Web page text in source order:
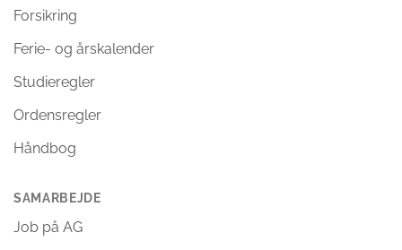
Forsikring
Ferie- og årskalender
Studieregler
Ordensregler
Håndbog
SAMARBEJDE
Job på AG